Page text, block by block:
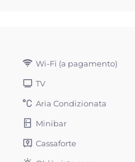
Wi-Fi (a pagamento)
TV
Aria Condizionata
Minibar
Cassaforte